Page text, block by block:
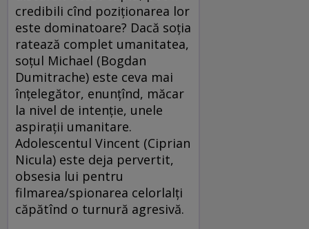
credibili cînd poziţionarea lor
este dominatoare? Dacă soţia
ratează complet umanitatea,
soţul Michael (Bogdan
Dumitrache) este ceva mai
înţelegător, enunţînd, măcar
la nivel de intenţie, unele
aspiraţii umanitare.
Adolescentul Vincent (Ciprian
Nicula) este deja pervertit,
obsesia lui pentru
filmarea/spionarea celorlalţi
căpătînd o turnură agresivă.